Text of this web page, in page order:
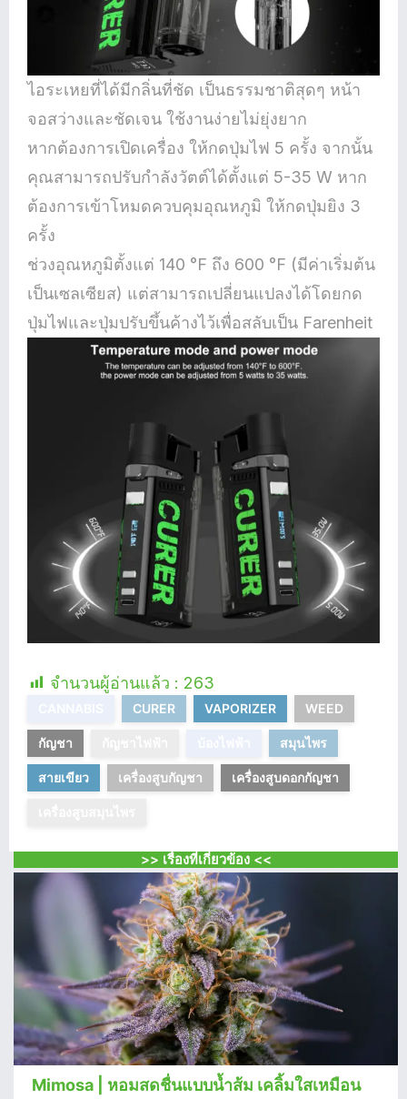
ไอระเหยที่ได้มีกลิ่นที่ชัด เป็นธรรมชาติสุดๆ หน้า
จอสว่างและชัดเจน ใช้งานง่ายไม่ยุ่งยาก
หากต้องการเปิดเครื่อง ให้กดปุ่มไฟ 5 ครั้ง จากนั้น
คุณสามารถปรับกำลังวัตต์ได้ตั้งแต่ 5-35 W หาก
ต้องการเข้าโหมดควบคุมอุณหภูมิ ให้กดปุ่มยิง 3
ครั้ง
ช่วงอุณหภูมิตั้งแต่ 140 °F ถึง 600 °F (มีค่าเริ่มต้น
เป็นเซลเซียส) แต่สามารถเปลี่ยนแปลงได้โดยกด
ปุ่มไฟและปุ่มปรับขึ้นค้างไว้เพื่อสลับเป็น Farenheit
จำนวนผู้อ่านแล้ว : 263
CURER VAPORIZER WEED
กัญชา สมุนไพร
สายเขียว เครื่องสูบกัญชา เครื่องสูบดอกกัญชา
>> เรื่องที่เกี่ยวข้อง <<
Mimosa | หอมสดชื่นแบบน้ำส้ม เคลิ้มใสเหมือน